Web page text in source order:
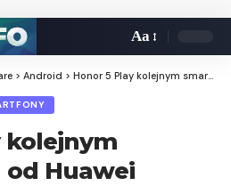
Aa
> Android > Honor 5 Play kolejnym smartfonem od Huawei
kolejnym
Huawei